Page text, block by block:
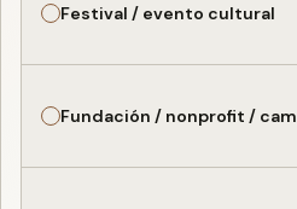
Festival / evento cultural
Fundación / nonprofit /